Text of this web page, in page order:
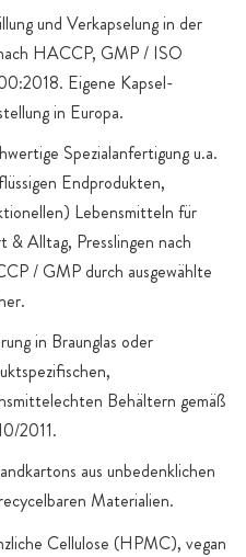
und Verkapselung in der
HACCP, GMP / ISO
Eigene Kapsel-
in Europa.
Spezialanfertigung u.a.
Endprodukten,
Lebensmitteln für
& Alltag, Presslingen nach
/ GMP durch ausgewählte
in Braunglas oder
Behältern gemäß
2011.
aus unbedenklichen
Materialien.
Cellulose (HPMC), vegan